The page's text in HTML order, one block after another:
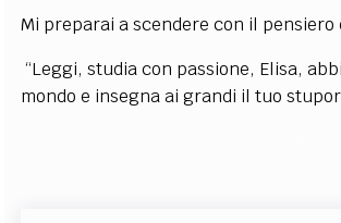
Mi preparai a scendere con il pensiero
“Leggi, studia con passione, Elisa,
mondo e insegna ai grandi il tuo